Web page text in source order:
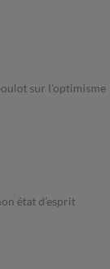
sur l’optimisme
état d’esprit